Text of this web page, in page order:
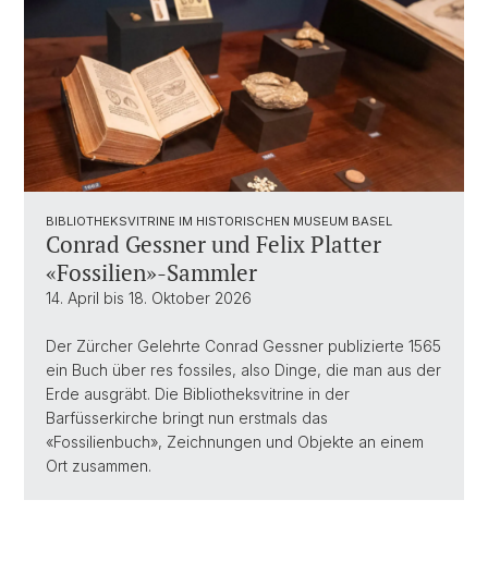
BIBLIOTHEKSVITRINE IM HISTORISCHEN MUSEUM BASEL
Conrad Gessner und Felix Platter
«Fossilien»-Sammler
14. April bis 18. Oktober 2026
Der Zürcher Gelehrte Conrad Gessner publizierte 1565
ein Buch über res fossiles, also Dinge, die man aus der
Erde ausgräbt. Die Bibliotheksvitrine in der
Barfüsserkirche bringt nun erstmals das
«Fossilienbuch», Zeichnungen und Objekte an einem
Ort zusammen.